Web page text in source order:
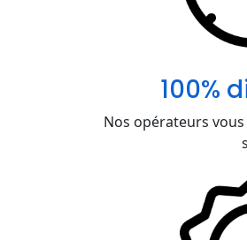
100%
Nos opérateurs